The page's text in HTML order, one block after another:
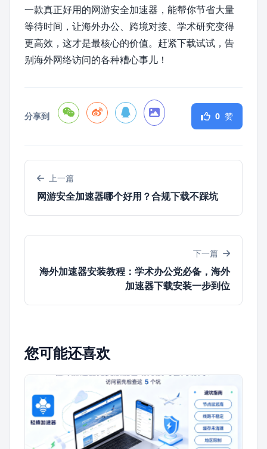
一款真正好用的网游安全加速器，能帮你节省大量
等待时间，让海外办公、跨境对接、学术研究变得
更高效，这才是最核心的价值。赶紧下载试试，告
别海外网络访问的各种糟心事儿！
分享到 0 赞
上一篇
网游安全加速器哪个好用？合规下载不踩坑
下一篇
海外加速器安装教程：学术办公党必备，海外
加速器下载安装一步到位
您可能还喜欢